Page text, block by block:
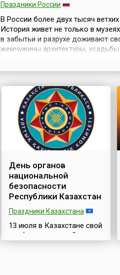
Праздники России
В России более двух тысяч
История живет не только в
в забытьи и разрухе доживают
жемчужины архитектуры,
Гребнево возрождается.13 июля
День органов
национальной
безопасности
Республики Казахстан
Праздники Казахстана
13 июля в Казахстане свой
профессиональный